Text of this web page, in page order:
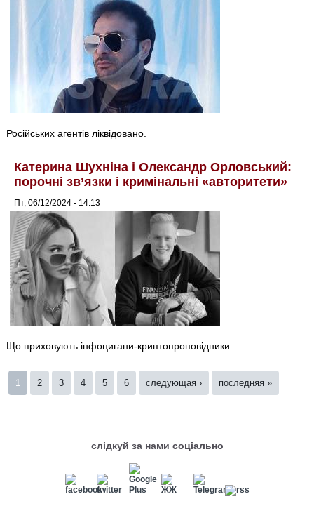
Російських агентів ліквідовано.
Катерина Шухніна і Олександр Орловський:
порочні зв’язки і кримінальні «авторитети»
Пт, 06/12/2024 - 14:13
Що приховують інфоцигани-криптопроповідники.
Страницы
1 2 3 4 5 6 следующая › последняя »
слідкуй за нами соціально